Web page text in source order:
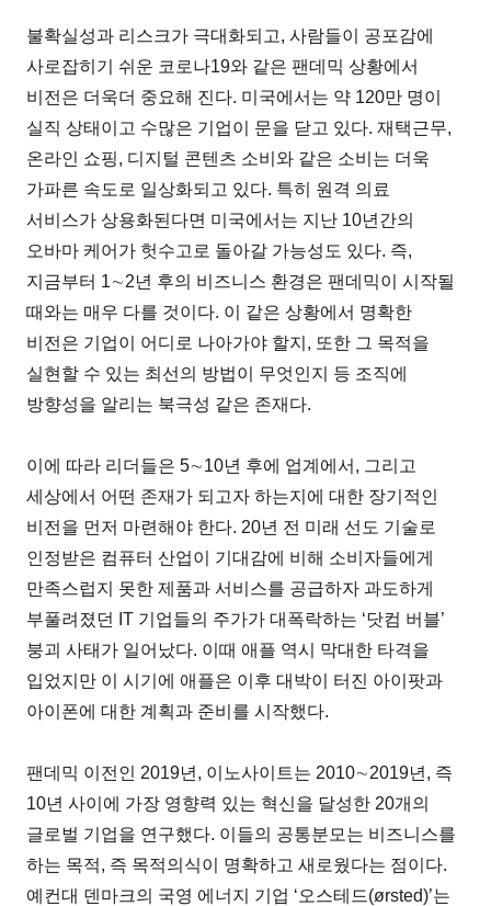
불확실성과 리스크가 극대화되고, 사람들이 공포감에
사로잡히기 쉬운 코로나19와 같은 팬데믹 상황에서
비전은 더욱더 중요해 진다. 미국에서는 약 120만 명이
실직 상태이고 수많은 기업이 문을 닫고 있다. 재택근무,
온라인 쇼핑, 디지털 콘텐츠 소비와 같은 소비는 더욱
가파른 속도로 일상화되고 있다. 특히 원격 의료
서비스가 상용화된다면 미국에서는 지난 10년간의
오바마 케어가 헛수고로 돌아갈 가능성도 있다. 즉,
지금부터 1∼2년 후의 비즈니스 환경은 팬데믹이 시작될
때와는 매우 다를 것이다. 이 같은 상황에서 명확한
비전은 기업이 어디로 나아가야 할지, 또한 그 목적을
실현할 수 있는 최선의 방법이 무엇인지 등 조직에
방향성을 알리는 북극성 같은 존재다.
이에 따라 리더들은 5∼10년 후에 업계에서, 그리고
세상에서 어떤 존재가 되고자 하는지에 대한 장기적인
비전을 먼저 마련해야 한다. 20년 전 미래 선도 기술로
인정받은 컴퓨터 산업이 기대감에 비해 소비자들에게
만족스럽지 못한 제품과 서비스를 공급하자 과도하게
부풀려졌던 IT 기업들의 주가가 대폭락하는 ‘닷컴 버블’
붕괴 사태가 일어났다. 이때 애플 역시 막대한 타격을
입었지만 이 시기에 애플은 이후 대박이 터진 아이팟과
아이폰에 대한 계획과 준비를 시작했다.
팬데믹 이전인 2019년, 이노사이트는 2010∼2019년, 즉
10년 사이에 가장 영향력 있는 혁신을 달성한 20개의
글로벌 기업을 연구했다. 이들의 공통분모는 비즈니스를
하는 목적, 즉 목적의식이 명확하고 새로웠다는 점이다.
예컨대 덴마크의 국영 에너지 기업 ‘오스테드(ørsted)’는